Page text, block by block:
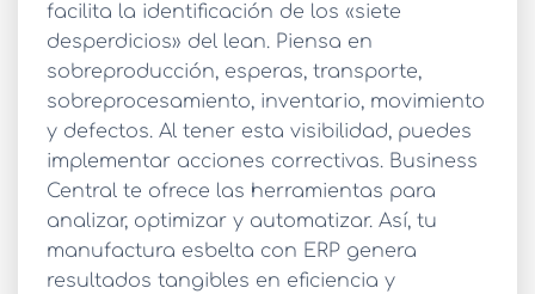
facilita la identificación de los «siete
desperdicios» del lean. Piensa en
sobreproducción, esperas, transporte,
sobreprocesamiento, inventario, movimiento
y defectos. Al tener esta visibilidad, puedes
implementar acciones correctivas. Business
Central te ofrece las herramientas para
analizar, optimizar y automatizar. Así, tu
manufactura esbelta con ERP genera
resultados tangibles en eficiencia y